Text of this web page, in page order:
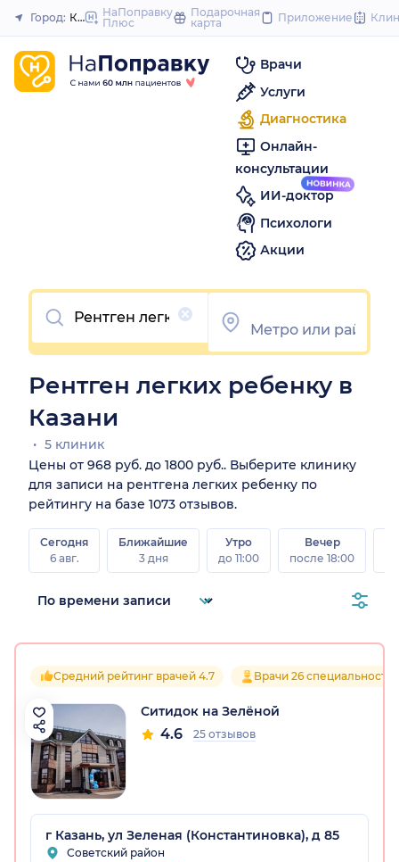
to
Закрыть
Город: КазаньНаПоправку
Плюс
Подарочная
карта
Приложение
Врачи
Услуги
Диагностика
Онлайн-
консультации
ИИ-доктор
Психологи
Акции
Очистить
Рентген легких ребенку в
Казани
5 клиник
Цены от 968 руб. до 1800 руб.. Выберите клинику
для записи на рентгена легких ребенку по
рейтингу на базе 1073 отзывов.
Сегодня
6 авг.
Ближайшие
3 дня
Утро
до 11:00
Вечер
после 18:00
Средний рейтинг врачей 4.7 Врачи 26
Ситидок на Зелёной
4.6 25 отзывов
г Казань, ул Зеленая (Константиновка), д 85
Советский район